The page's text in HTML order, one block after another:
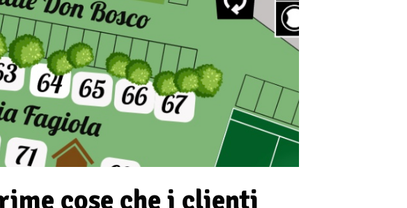
cose che i clienti